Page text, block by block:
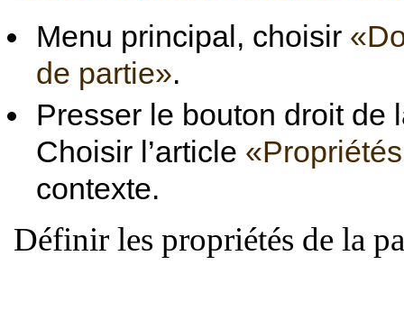
Menu principal, choisir
de partie».
Presser le bouton droit de
Choisir l’article
contexte.
Définir les propriétés de la